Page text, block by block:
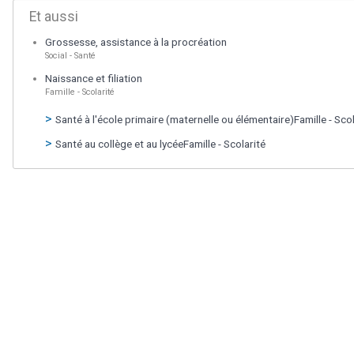
Et aussi
Grossesse, assistance à la procréation
Social - Santé
Naissance et filiation
Famille - Scolarité
Santé à l'école primaire (maternelle ou élémentaire)Famille -
Santé au collège et au lycéeFamille - Scolarité